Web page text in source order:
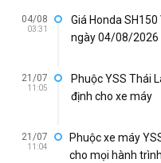
04/08
03:31
Giá Honda
ngày 04/08/2026
21/07
11:05
Phuộc YSS Thái
định cho xe máy
21/07
11:04
Phuộc xe máy
cho mọi hành trình